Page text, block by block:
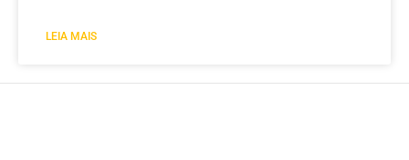
LEIA MAIS